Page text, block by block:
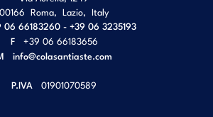
00166 Roma Lazio Italy
06 66183260 - +39 06 3235193
F
+39 06 66183656
info@colasantiaste.com
P.IVA 01901070589